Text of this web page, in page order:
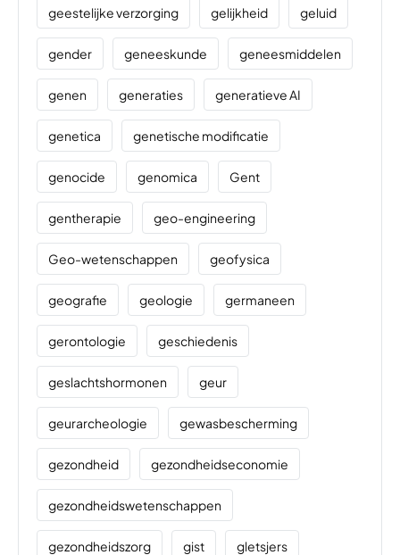
geestelijke verzorging gelijkheid geluid
gender geneeskunde geneesmiddelen
genen generaties generatieve AI
genetica genetische modificatie
genocide genomica Gent
gentherapie geo-engineering
Geo-wetenschappen geofysica
geografie geologie germaneen
gerontologie geschiedenis
geslachtshormonen geur
geurarcheologie gewasbescherming
gezondheid gezondheidseconomie
gezondheidswetenschappen
gezondheidszorg gist gletsjers